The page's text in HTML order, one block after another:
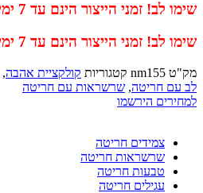
שימו לב! זמני הייצור הינם עד 7 ימי עסקים!
שימו לב! זמני הייצור הינם עד 7 ימי עסקים!
מק"ט nm155 קטגוריות קולקציית אהבה,
לב עם חריטה, שרשראות עם חריטה
למחירים הירשמו
צמידים חריטה
שרשראות חריטה
טבעות חריטה
עגילים חריטה